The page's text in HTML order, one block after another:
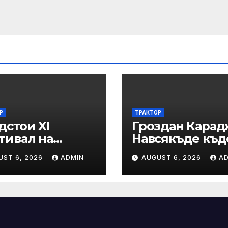
XI
на
бит и
„Калето
6, 2026 ADMIN
ТРАКТОР
Гроздан
Навсякъде
е възможна
човешка
железницата,
система за
AUGUST 6, 2026